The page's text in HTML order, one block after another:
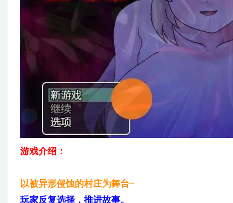
游戏介绍：
以被异形侵蚀的村庄为舞台~
玩家反复选择，推进故事。